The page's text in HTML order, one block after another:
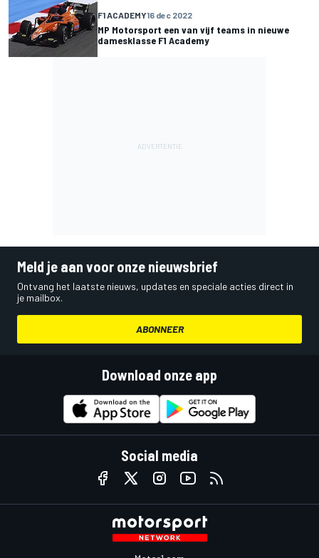
F1 ACADEMY16 dec 2022
MP Motorsport een van vijf teams in nieuwe
damesklasse F1 Academy
Meld je aan voor onze nieuwsbrief
Ontvang het laatste nieuws, updates en speciale acties direct in
je mailbox.
ABONNEER
Download onze app
Social media